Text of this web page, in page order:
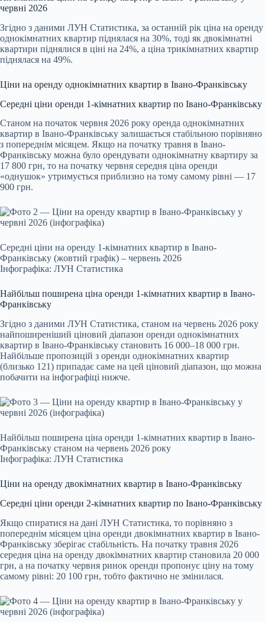
червні 2026
Згідно з даними ЛУН Статистика, за останній рік ціна на оренду
однокімнатних квартир піднялася на 30%, тоді як двокімнатні
квартири піднялися в ціні на 24%, а ціна трикімнатних квартир
піднялася на 49%.
Ціни на оренду однокімнатних квартир в Івано-Франківську
Середні ціни оренди 1-кімнатних квартир по Івано-Франківську
Станом на початок червня 2026 року оренда однокімнатних
квартир в Івано-Франківську залишається стабільною порівняно
з попереднім місяцем. Якщо на початку травня в Івано-
Франківську можна було орендувати однокімнатну квартиру за
17 800 грн, то на початку червня середня ціна оренди
«однушок» утримується приблизно на тому самому рівні — 17
900 грн.
Середні ціни на оренду 1-кімнатних квартир в Івано-
Франківську (жовтий графік) – червень 2026
Інфографіка: ЛУН Статистика
Найбільш поширена ціна оренди 1-кімнатних квартир в Івано-
Франківську
Згідно з даними ЛУН Статистика, станом на червень 2026 року
найпоширеніший ціновий діапазон оренди однокімнатних
квартир в Івано-Франківську становить 16 000–18 000 грн.
Найбільше пропозицій з оренди однокімнатних квартир
(близько 121) припадає саме на цей ціновий діапазон, що можна
побачити на інфографіці нижче.
Найбільш поширена ціна оренди 1-кімнатних квартир в Івано-
Франківську станом на червень 2026 року
Інфографіка: ЛУН Статистика
Ціни на оренду двокімнатних квартир в Івано-Франківську
Середні ціни оренди 2-кімнатних квартир по Івано-Франківську
Якщо спиратися на дані ЛУН Статистика, то порівняно з
попереднім місяцем ціна оренди двокімнатних квартир в Івано-
Франківську зберігає стабільність. На початку травня 2026
середня ціна на оренду двокімнатних квартир становила 20 000
грн, а на початку червня ринок оренди пропонує ціну на тому
самому рівні: 20 100 грн, тобто фактично не змінилася.